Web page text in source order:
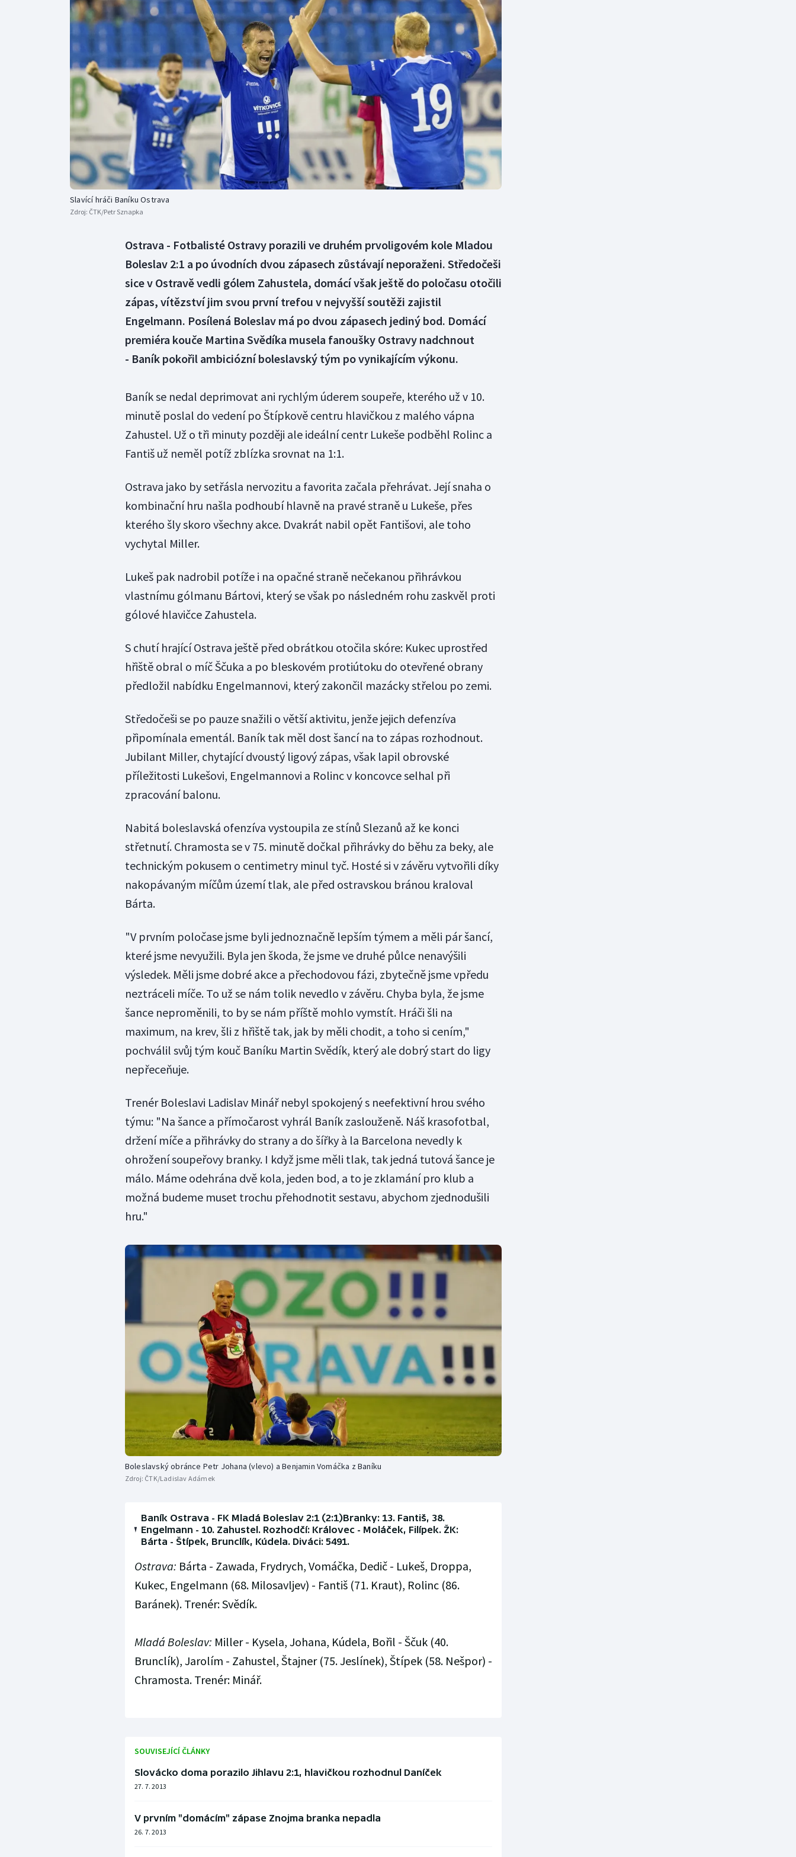
Curling
Dostihy
Florbal
Futsal
Golf
Gymnastika
Moderní pětiboj
Motorsport
Olympijské hry
Parasport
Plavání
Plážový volejbal
Triatlon
Veslování
Vodní slalom
Volejbal
Ostatní
Slavící hráči Baníku Ostrava
Zdroj: ČTK/Petr Sznapka
Ostrava - Fotbalisté Ostravy porazili ve druhém prvoligovém kole Mladou
Boleslav 2:1 a po úvodních dvou zápasech zůstávají neporaženi. Středočeši
sice v Ostravě vedli gólem Zahustela, domácí však ještě do poločasu otočili
zápas, vítězství jim svou první trefou v nejvyšší soutěži zajistil
Engelmann. Posílená Boleslav má po dvou zápasech jediný bod. Domácí
premiéra kouče Martina Svědíka musela fanoušky Ostravy nadchnout
- Baník pokořil ambiciózní boleslavský tým po vynikajícím výkonu.
Baník se nedal deprimovat ani rychlým úderem soupeře, kterého už v 10.
minutě poslal do vedení po Štípkově centru hlavičkou z malého vápna
Zahustel. Už o tři minuty později ale ideální centr Lukeše podběhl Rolinc a
Fantiš už neměl potíž zblízka srovnat na 1:1.
Ostrava jako by setřásla nervozitu a favorita začala přehrávat. Její snaha o
kombinační hru našla podhoubí hlavně na pravé straně u Lukeše, přes
kterého šly skoro všechny akce. Dvakrát nabil opět Fantišovi, ale toho
vychytal Miller.
Lukeš pak nadrobil potíže i na opačné straně nečekanou přihrávkou
vlastnímu gólmanu Bártovi, který se však po následném rohu zaskvěl proti
gólové hlavičce Zahustela.
S chutí hrající Ostrava ještě před obrátkou otočila skóre: Kukec uprostřed
hřiště obral o míč Ščuka a po bleskovém protiútoku do otevřené obrany
předložil nabídku Engelmannovi, který zakončil mazácky střelou po zemi.
Středočeši se po pauze snažili o větší aktivitu, jenže jejich defenzíva
připomínala ementál. Baník tak měl dost šancí na to zápas rozhodnout.
Jubilant Miller, chytající dvoustý ligový zápas, však lapil obrovské
příležitosti Lukešovi, Engelmannovi a Rolinc v koncovce selhal při
zpracování balonu.
Nabitá boleslavská ofenzíva vystoupila ze stínů Slezanů až ke konci
střetnutí. Chramosta se v 75. minutě dočkal přihrávky do běhu za beky, ale
technickým pokusem o centimetry minul tyč. Hosté si v závěru vytvořili díky
nakopávaným míčům území tlak, ale před ostravskou bránou kraloval
Bárta.
"V prvním poločase jsme byli jednoznačně lepším týmem a měli pár šancí,
které jsme nevyužili. Byla jen škoda, že jsme ve druhé půlce nenavýšili
výsledek. Měli jsme dobré akce a přechodovou fázi, zbytečně jsme vpředu
neztráceli míče. To už se nám tolik nevedlo v závěru. Chyba byla, že jsme
šance neproměnili, to by se nám příště mohlo vymstít. Hráči šli na
maximum, na krev, šli z hřiště tak, jak by měli chodit, a toho si cením,"
pochválil svůj tým kouč Baníku Martin Svědík, který ale dobrý start do ligy
nepřeceňuje.
Trenér Boleslavi Ladislav Minář nebyl spokojený s neefektivní hrou svého
týmu: "Na šance a přímočarost vyhrál Baník zaslouženě. Náš krasofotbal,
držení míče a přihrávky do strany a do šířky à la Barcelona nevedly k
ohrožení soupeřovy branky. I když jsme měli tlak, tak jedná tutová šance je
málo. Máme odehrána dvě kola, jeden bod, a to je zklamání pro klub a
možná budeme muset trochu přehodnotit sestavu, abychom zjednodušili
hru."
Boleslavský obránce Petr Johana (vlevo) a Benjamin Vomáčka z Baníku
Zdroj: ČTK/Ladislav Adámek
Baník Ostrava - FK Mladá Boleslav 2:1 (2:1)Branky: 13. Fantiš, 38.
Engelmann - 10. Zahustel. Rozhodčí: Královec - Moláček, Filípek. ŽK:
Bárta - Štípek, Brunclík, Kúdela. Diváci: 5491.
Ostrava: Bárta - Zawada, Frydrych, Vomáčka, Dedič - Lukeš, Droppa,
Kukec, Engelmann (68. Milosavljev) - Fantiš (71. Kraut), Rolinc (86.
Baránek). Trenér: Svědík.
Mladá Boleslav: Miller - Kysela, Johana, Kúdela, Bořil - Ščuk (40.
Brunclík), Jarolím - Zahustel, Štajner (75. Jeslínek), Štípek (58. Nešpor) -
Chramosta. Trenér: Minář.
SOUVISEJÍCÍ ČLÁNKY
Slovácko doma porazilo Jihlavu 2:1, hlavičkou rozhodnul Daníček
27. 7. 2013
V prvním "domácím" zápase Znojma branka nepadla
26. 7. 2013